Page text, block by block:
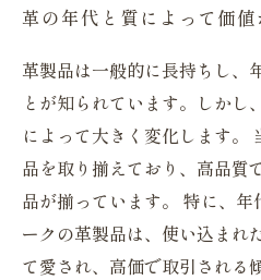
革の年代と質によって価
革製品は一般的に長持ちし、
とが知られています。しかし
によって大きく変化します。
品を取り揃えており、高品質
品が揃っています。 特に、年
ークの革製品は、使い込まれ
て愛され、高価で取引される